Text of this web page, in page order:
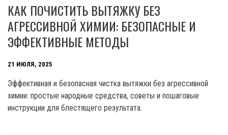
КАК ПОЧИСТИТЬ ВЫТЯЖКУ БЕЗ
АГРЕССИВНОЙ ХИМИИ: БЕЗОПАСНЫЕ И
ЭФФЕКТИВНЫЕ МЕТОДЫ
21 ИЮЛЯ, 2025
Эффективная и безопасная чистка вытяжки без агрессивной
химии: простые народные средства, советы и пошаговые
инструкции для блестящего результата.